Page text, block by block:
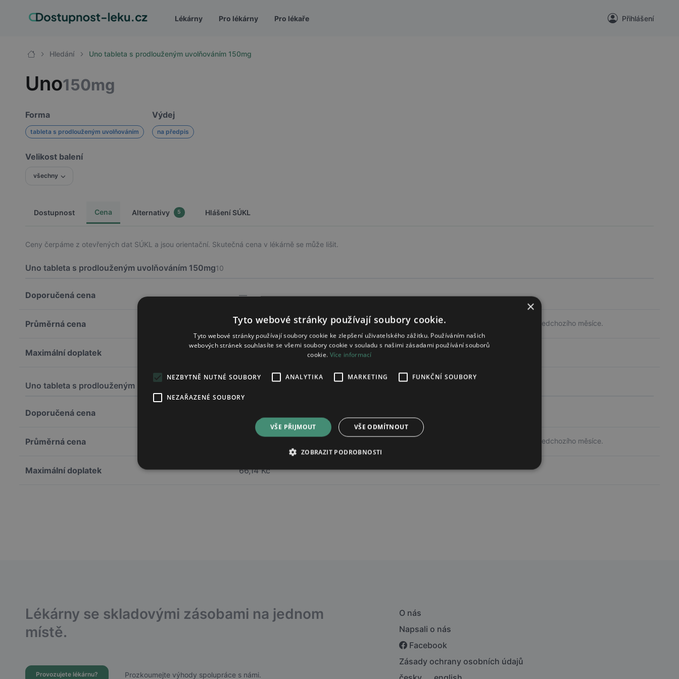
Lékárny Pro lékárny Pro lékaře Přihlášení
Hledání Uno tableta s prodlouženým uvolňováním 150mg
Uno150mg
Forma
tableta s prodlouženým uvolňováním
Výdej
na předpis
Velikost balení
všechny
Dostupnost Cena Alternativy 5 Hlášení SÚKL
Ceny čerpáme z otevřených dat SÚKL a jsou orientační. Skutečná cena v lékárně se může lišit.
Uno tableta s prodlouženým uvolňováním 150mg10
Doporučená cena —
Průměrná cena 70,77 Kč Průměrná cena z výdejů předchozího měsíce.
Maximální doplatek
Uno tableta s prodlouženým uvolňováním 150mg
Doporučená cena
Průměrná cena Průměrná cena z výdejů předchozího měsíce.
Maximální doplatek 66,14 Kč
Lékárny se skladovými zásobami na jednom
místě.
Provozujete lékárnu? Prozkoumejte výhody spolupráce s námi.
O nás
Napsali o nás
Facebook
Zásady ochrany osobních údajů
×
Tyto webové stránky používají soubory cookie.
Tyto webové stránky používají soubory cookie ke zlepšení uživatelského zážitku. Používáním našich
webových stránek souhlasíte se všemi soubory cookie v souladu s našimi zásadami používání souborů
cookie. Více informací
NEZBYTNĚ NUTNÉ SOUBORY ANALYTIKA MARKETING FUNKČNÍ SOUBORY
NEZAŘAZENÉ SOUBORY
VŠE PŘIJMOUT VŠE ODMÍTNOUT
ZOBRAZIT PODROBNOSTI